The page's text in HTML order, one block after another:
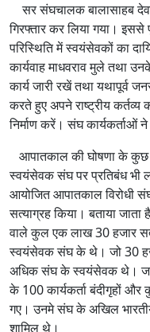
सर संघचालक बालासाहब
गिरफ्तार कर लिया गया। इससे
परिस्थिति में स्वयंसेवकों का
कार्यवाह माधवराव मुले तथा
कार्य जारी रखें तथा यथापूर्व
करते हुए अपने राष्ट्रीय
निर्माण करें। संघ कार्यकर्ताओं
आपातकाल की घोषणा के कुछ
स्वयंसेवक संघ पर प्रतिबंध भी
आयोजित आपातकाल विरोधी
सत्याग्रह किया। बताया
वाले कुल एक लाख 30 हजार
स्वयंसेवक संघ के थे। जो 30
अधिक संघ के स्वयंसेवक थे।
के 100 कार्यकर्ता बंदीगृहों
गए। उनमे संघ के अखिल भारतीय
शामिल थे।